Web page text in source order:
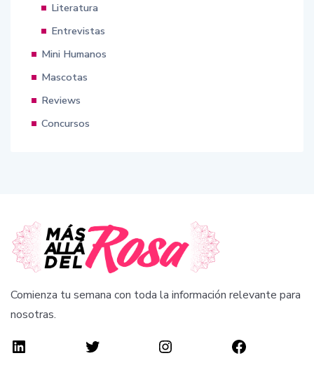
Literatura
Entrevistas
Mini Humanos
Mascotas
Reviews
Concursos
Comienza tu semana con toda la información relevante para
nosotras.